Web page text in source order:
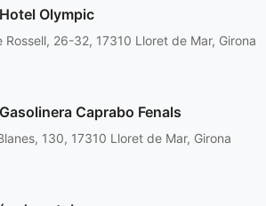
Olympic
Rossell, 26-32, 17310 Lloret de Mar, Girona
Caprabo Fenals
130, 17310 Lloret de Mar, Girona